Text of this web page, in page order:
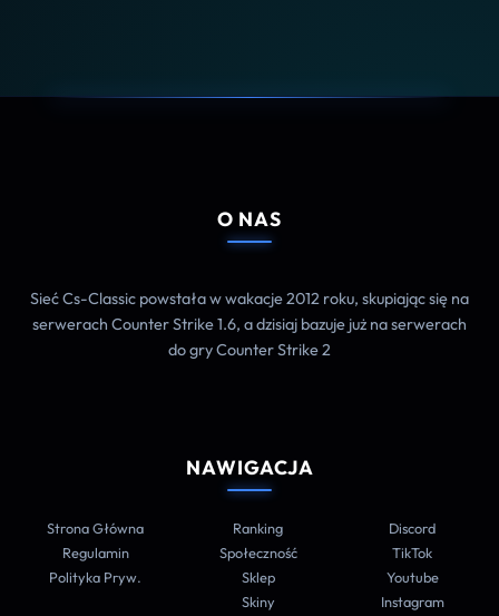
O NAS
Sieć Cs-Classic powstała w wakacje 2012 roku, skupiając się na
serwerach Counter Strike 1.6, a dzisiaj bazuje już na serwerach
do gry Counter Strike 2
NAWIGACJA
Strona Główna
Regulamin
Polityka Pryw.
Ranking
Społeczność
Sklep
Skiny
Discord
TikTok
Youtube
Instagram